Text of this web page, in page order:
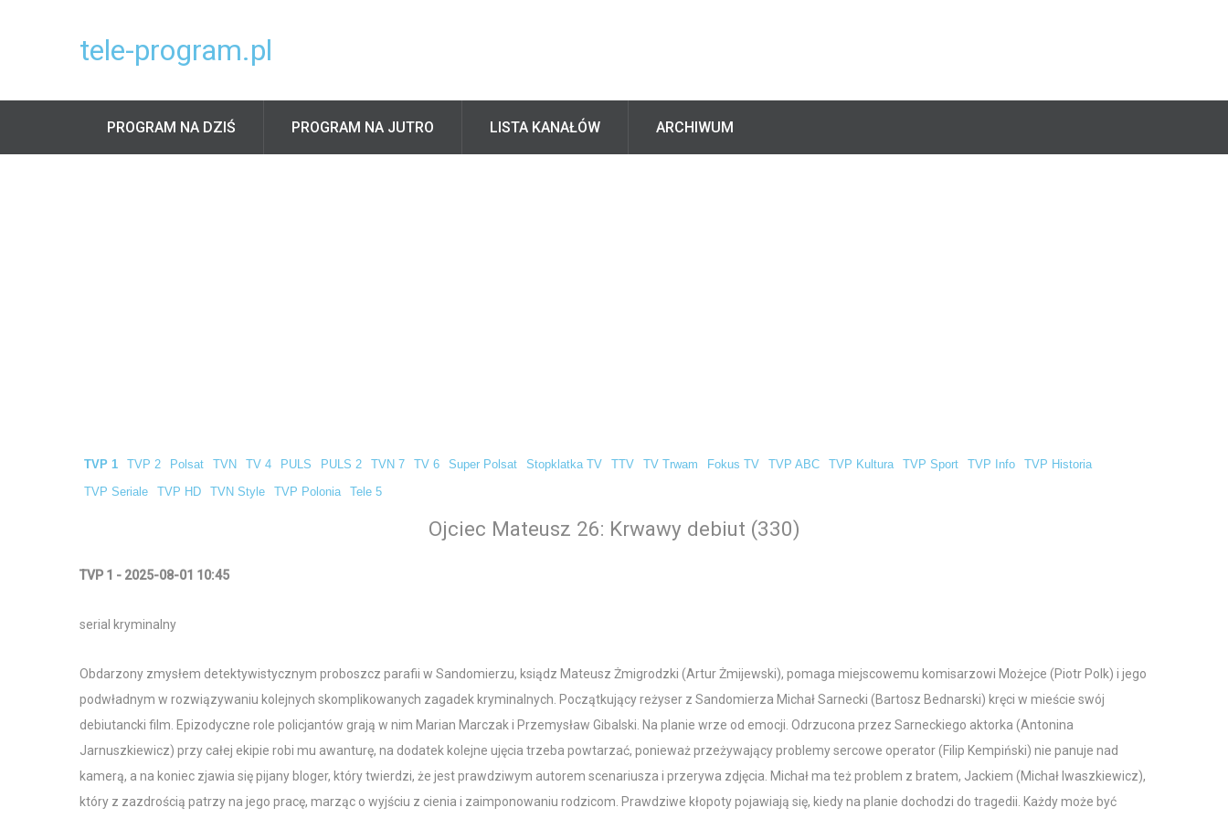
tele-program.pl
PROGRAM NA DZIŚ PROGRAM NA JUTRO LISTA KANAŁÓW ARCHIWUM
TVP 1 TVP 2 Polsat TVN TV 4 PULS PULS 2 TVN 7 TV 6 Super Polsat Stopklatka TV TTV TV Trwam Fokus TV TVP ABC TVP Kultura TVP Sport TVP Info TVP Historia
TVP Seriale TVP HD TVN Style TVP Polonia Tele 5
Ojciec Mateusz 26: Krwawy debiut (330)
TVP 1 - 2025-08-01 10:45
serial kryminalny
Obdarzony zmysłem detektywistycznym proboszcz parafii w Sandomierzu, ksiądz Mateusz Żmigrodzki (Artur Żmijewski), pomaga miejscowemu komisarzowi Możejce (Piotr Polk) i jego
podwładnym w rozwiązywaniu kolejnych skomplikowanych zagadek kryminalnych. Początkujący reżyser z Sandomierza Michał Sarnecki (Bartosz Bednarski) kręci w mieście swój
debiutancki film. Epizodyczne role policjantów grają w nim Marian Marczak i Przemysław Gibalski. Na planie wrze od emocji. Odrzucona przez Sarneckiego aktorka (Antonina
Jarnuszkiewicz) przy całej ekipie robi mu awanturę, na dodatek kolejne ujęcia trzeba powtarzać, ponieważ przeżywający problemy sercowe operator (Filip Kempiński) nie panuje nad
kamerą, a na koniec zjawia się pijany bloger, który twierdzi, że jest prawdziwym autorem scenariusza i przerywa zdjęcia. Michał ma też problem z bratem, Jackiem (Michał Iwaszkiewicz),
który z zazdrością patrzy na jego pracę, marząc o wyjściu z cienia i zaimponowaniu rodzicom. Prawdziwe kłopoty pojawiają się, kiedy na planie dochodzi do tragedii. Każdy może być